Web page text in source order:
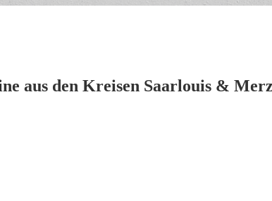
aus den Kreisen Saarlouis &